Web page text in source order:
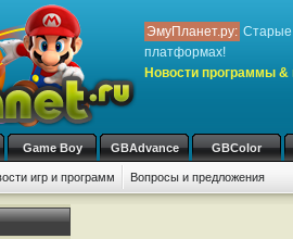
ЭмуПланет.ру: Старые
платформах!
Новости программы &
Game Boy GBAdvance GBColor
игр и программ Вопросы и предложения